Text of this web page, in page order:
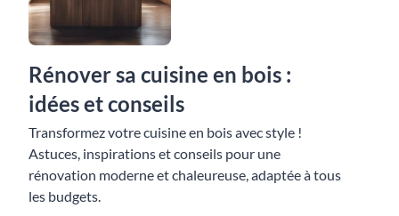
Rénover sa cuisine en bois :
idées et conseils
Transformez votre cuisine en bois avec style !
Astuces, inspirations et conseils pour une
rénovation moderne et chaleureuse, adaptée à tous
les budgets.